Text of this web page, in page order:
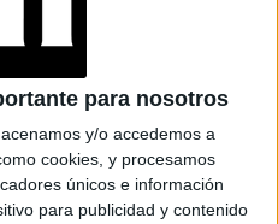
para nosotros
y/o accedemos a
cookies, y procesamos
únicos e información
para publicidad y contenido